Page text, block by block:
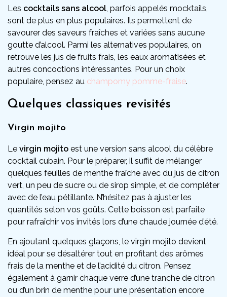
Les cocktails sans alcool, parfois appelés mocktails,
sont de plus en plus populaires. Ils permettent de
savourer des saveurs fraîches et variées sans aucune
goutte d’alcool. Parmi les alternatives populaires, on
retrouve les jus de fruits frais, les eaux aromatisées et
autres concoctions intéressantes. Pour un choix
populaire, pensez au champomy pomme-fraise.
Quelques classiques revisités
Virgin mojito
Le virgin mojito est une version sans alcool du célèbre
cocktail cubain. Pour le préparer, il suffit de mélanger
quelques feuilles de menthe fraîche avec du jus de citron
vert, un peu de sucre ou de sirop simple, et de compléter
avec de l’eau pétillante. N’hésitez pas à ajuster les
quantités selon vos goûts. Cette boisson est parfaite
pour rafraîchir vos invités lors d’une chaude journée d’été.
En ajoutant quelques glaçons, le virgin mojito devient
idéal pour se désaltérer tout en profitant des arômes
frais de la menthe et de l’acidité du citron. Pensez
également à garnir chaque verre d’une tranche de citron
ou d’un brin de menthe pour une présentation encore